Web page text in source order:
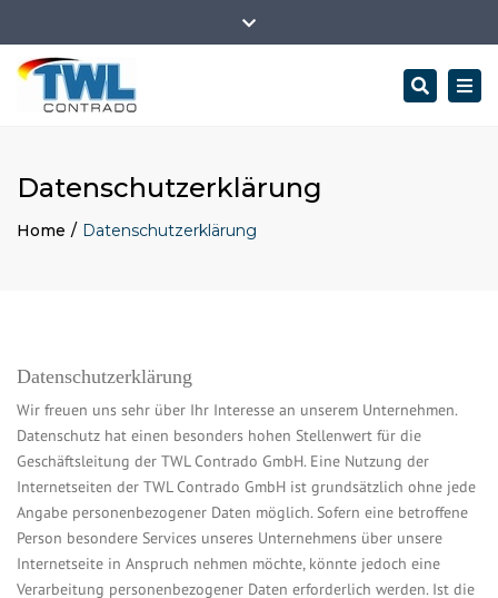
TWL Contrado GmbH, Rheinstrasse 103, 65185 Wiesbaden
Mo.–Fr.: 9:00 - 18:00
+49 (0)611 450 416 30
Close
Search
Datenschutzerklärung
Home Datenschutzerklärung
Datenschutzerklärung
Wir freuen uns sehr über Ihr Interesse an unserem Unternehmen.
Datenschutz hat einen besonders hohen Stellenwert für die
Geschäftsleitung der TWL Contrado GmbH. Eine Nutzung der
Internetseiten der TWL Contrado GmbH ist grundsätzlich ohne jede
Angabe personenbezogener Daten möglich. Sofern eine betroffene
Person besondere Services unseres Unternehmens über unsere
Internetseite in Anspruch nehmen möchte, könnte jedoch eine
Verarbeitung personenbezogener Daten erforderlich werden. Ist die